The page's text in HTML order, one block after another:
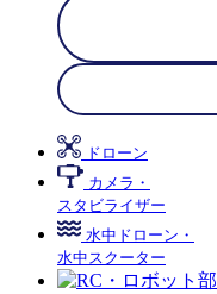
ドローン
カメラ・
スタビライザー
水中ドローン・
水中スクーター